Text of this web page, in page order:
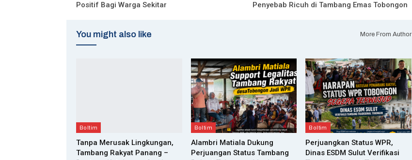
Positif Bagi Warga Sekitar
Penyebab Ricuh di Tambang Emas Tobongon
You might also like More From Author
Boltim
Tanpa Merusak Lingkungan,
Tambang Rakyat Panang –
Boltim
Alambri Matiala Dukung
Perjuangan Status Tambang
Boltim
Perjuangkan Status WPR,
Dinas ESDM Sulut Verifikasi